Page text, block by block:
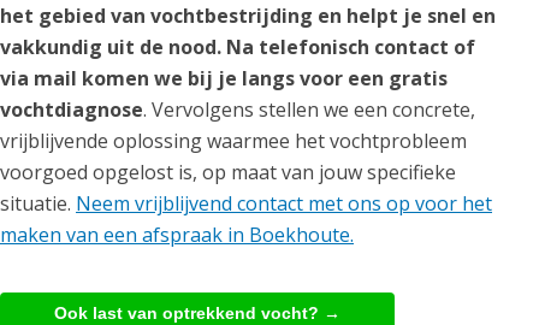
het gebied van vochtbestrijding en helpt je snel en
vakkundig uit de nood. Na telefonisch contact of
via mail komen we bij je langs voor een gratis
vochtdiagnose. Vervolgens stellen we een concrete,
vrijblijvende oplossing waarmee het vochtprobleem
voorgoed opgelost is, op maat van jouw specifieke
situatie. Neem vrijblijvend contact met ons op voor het
maken van een afspraak in Boekhoute.
Ook last van optrekkend vocht? →